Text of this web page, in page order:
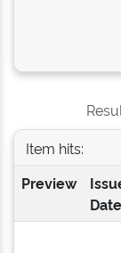
Item hits:
Preview
Date